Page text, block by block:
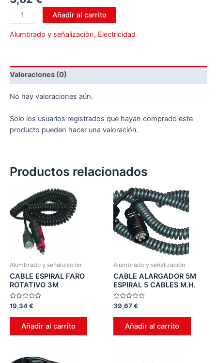
Añadir al carrito
Alumbrado y señalización, Electricidad
Valoraciones (0)
No hay valoraciones aún.
Solo los usuarios registrados que hayan comprado este
producto pueden hacer una valoración.
Productos relacionados
Alumbrado y señalización
CABLE ESPIRAL FARO
ROTATIVO 3M
Valorado
0
19,34€
Añadir al carrito
Alumbrado y señalización
CABLE ALARGADOR 5M
ESPIRAL 5 CABLES M.H.
Valorado
0
39,67€
Añadir al carrito